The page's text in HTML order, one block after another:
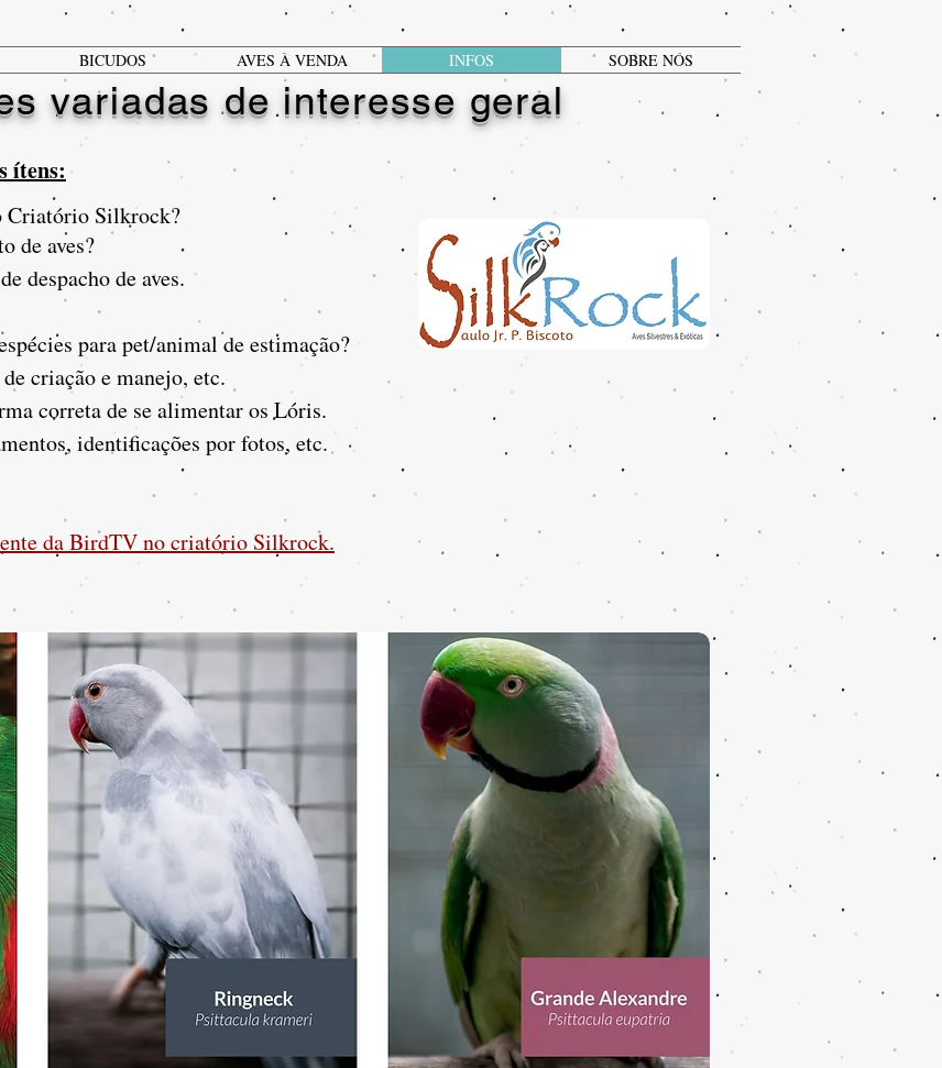
BICUDOS AVES À VENDA INFOS SOBRE NÓS
variadas de interesse geral
ítens:
Criatório Silkrock?
de aves?
despacho de aves.
para pet/animal de estimação?
criação e manejo, etc.
correta de se alimentar os Lóris.
identificações por fotos, etc.
da BirdTV no criatório Silkrock.